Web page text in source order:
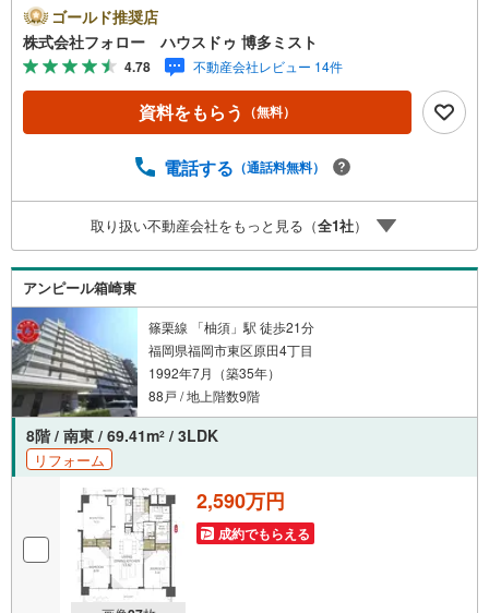
る上で必ず出てくる疑問、不安をぶつけてください。答え
はお客様の家族構成やご年齢、ライフプランによって全く
変わってきます。ネット検索も便利ですが、1回のご相談で
お悩みが解決できるかもしれません。その答えが「購入し
ない」となっても、お客様、ご家族様のベストであれば、
それに越したことはありません。まずはお問い合わせくだ
間はお電話が繋がりやすくなっております。ぜひお気軽に
学する（無料）」ボタンよりご希望の日時をご記入いただ
けますとスムーズにご案内が可能です。
ゴールド推奨店
株式会社フォロー ハウスドゥ 博多ミスト
4.78 不動産会社レビュー 14件
資料をもらう （無料）
電話する （通話料無料）
取り扱い不動産会社をもっと見る（全1社）
アンピール箱崎東
篠栗線 「柚須」駅 徒歩21分
福岡県福岡市東区原田4丁目
1992年7月（築35年）
88戸 / 地上階数9階
8階 / 南東 / 69.41m2 / 3LDK
リフォーム
2,590万円
成約でもらえる